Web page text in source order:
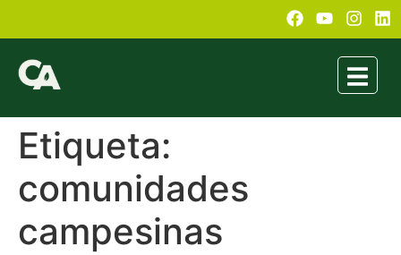
Etiqueta:
comunidades
campesinas